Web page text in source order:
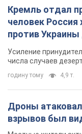
Кремль отдал
человек Россия
против
Усиление
числа случаев
годину тому 4,9 т.
Дроны
взрывов был